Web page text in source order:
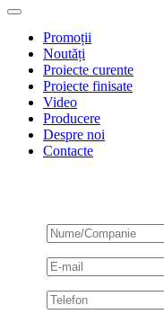
Promoții
Noutăți
Proiecte curente
Proiecte finisate
Video
Producere
Despre noi
Contacte